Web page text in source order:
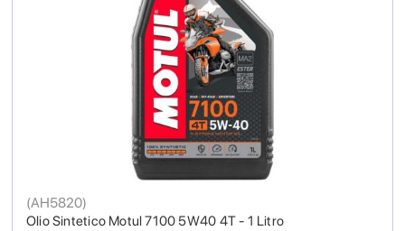
Olio Sintetico Motul 7100 5W40 4T - 1 Litro
(AH5820)